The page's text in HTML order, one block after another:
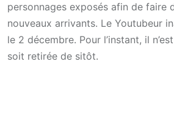
personnages exposés afin de faire
nouveaux arrivants. Le Youtubeur
le 2 décembre. Pour l’instant, il
soit retirée de sitôt.